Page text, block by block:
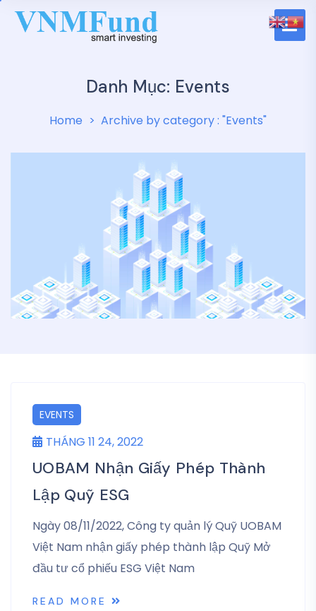
Danh Mục: Events
Home Archive by category : "Events"
EVENTS
THÁNG 11 24, 2022
UOBAM Nhận Giấy Phép Thành
Lập Quỹ ESG
Ngày 08/11/2022, Công ty quản lý Quỹ UOBAM
Việt Nam nhận giấy phép thành lập Quỹ Mở
đầu tư cổ phiếu ESG Việt Nam
READ MORE